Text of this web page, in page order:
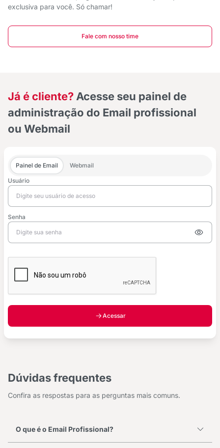
exclusiva para você. Só chamar!
Fale com nosso time
Já é cliente? Acesse seu painel de
administração do Email profissional
ou Webmail
Painel de Email Webmail
Usuário
Senha
Acessar
Dúvidas frequentes
Confira as respostas para as perguntas mais comuns.
O que é o Email Profissional?